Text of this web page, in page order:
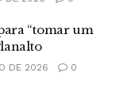
“tomar um
DE 2026 0